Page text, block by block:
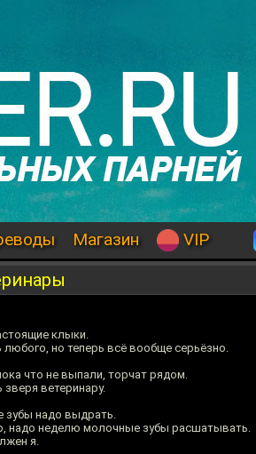
Магазин VIP
клыки.
но теперь всё вообще серьёзно.
что не выпали, торчат рядом.
ветеринару.
зубы надо выдрать.
надо неделю молочные зубы расшатывать.
я.